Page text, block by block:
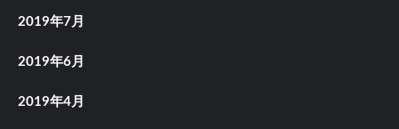
2019年7月
2019年6月
2019年4月